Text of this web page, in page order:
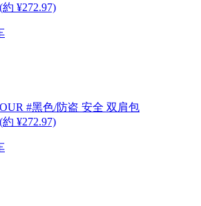
(約 ¥272.97)
#黑色/防盗 安全 双肩包
(約 ¥272.97)